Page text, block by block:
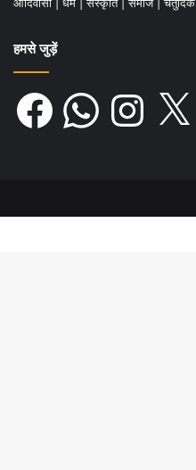
हमसे जुड़ें
Facebook WhatsAppInstagram